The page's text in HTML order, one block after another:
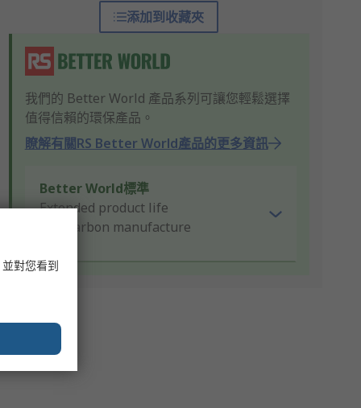
添加到收藏夾
我們的 Better World 產品系列可讓您輕鬆選擇
值得信賴的環保產品。
瞭解有關RS Better World產品的更多資訊
Better World標準
Extended product life
Low carbon manufacture
對您看到